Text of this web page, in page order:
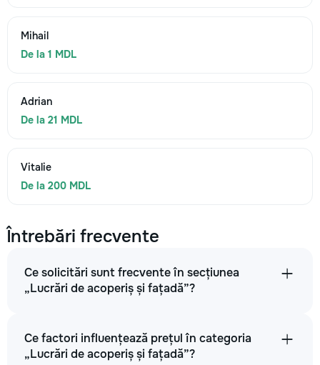
Mihail
De la 1 MDL
Adrian
De la 21 MDL
Vitalie
De la 200 MDL
Întrebări frecvente
Ce solicitări sunt frecvente în secțiunea
„Lucrări de acoperiș și fațadă”?
Ce factori influențează prețul în categoria
„Lucrări de acoperiș și fațadă”?